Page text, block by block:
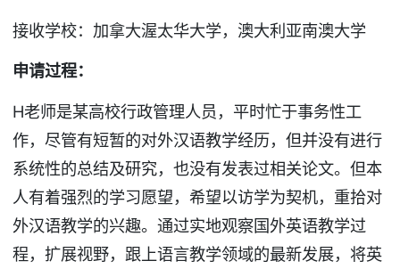
接收学校：加拿大渥太华大学，澳大利亚南澳大学
申请过程：
H老师是某高校行政管理人员，平时忙于事务性工
作，尽管有短暂的对外汉语教学经历，但并没有进行
系统性的总结及研究，也没有发表过相关论文。但本
人有着强烈的学习愿望，希望以访学为契机，重拾对
外汉语教学的兴趣。通过实地观察国外英语教学过
程，扩展视野，跟上语言教学领域的最新发展，将英